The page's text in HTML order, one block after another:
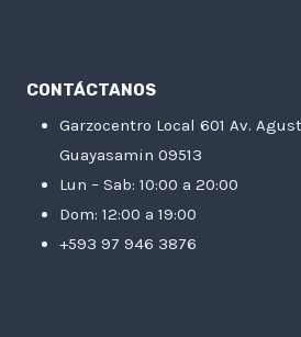
CONTÁCTANOS
Garzocentro Local 601 Av.
Guayasamin 09513
Lun – Sab: 10:00 a 20:00
Dom: 12:00 a 19:00
+593 97 946 3876